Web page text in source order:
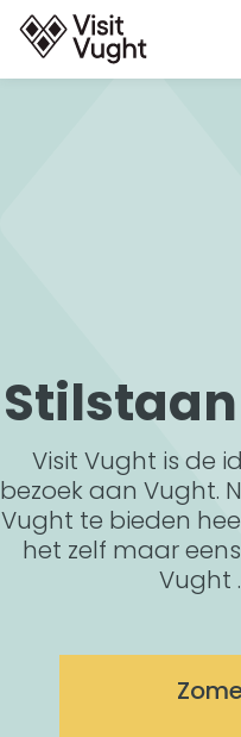
G
m
e
g
e
Visit Vught is de
bezoek aan Vught.
Vught te bieden
het zelf maar
Vught